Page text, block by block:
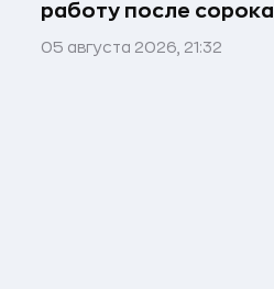
работу после сорока
05 августа 2026, 21:32